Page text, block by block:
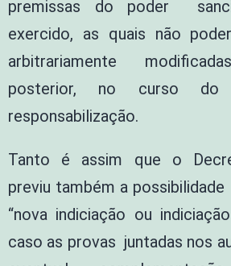
premissas do poder
exercido, as quais não
arbitrariamente
posterior, no curso do
responsabilização.
Tanto é assim que o
previu também a
“nova indiciação ou
caso as provas juntadas nos